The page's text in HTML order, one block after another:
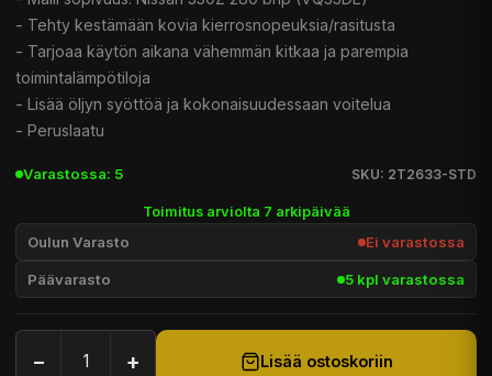
- Tehty kestämään kovia kierrosnopeuksia/rasitusta
- Tarjoaa käytön aikana vähemmän kitkaa ja parempia
toimintalämpötiloja
- Lisää öljyn syöttöä ja kokonaisuudessaan voitelua
- Peruslaatu
Varastossa: 5 SKU: 2T2633-STD
Toimitus arviolta 7 arkipäivää
Oulun Varasto Ei varastossa
Päävarasto 5 kpl varastossa
− + Lisää ostoskoriin